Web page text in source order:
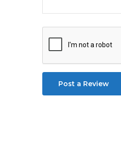
Post a Review